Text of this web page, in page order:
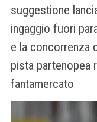
suggestione
ingaggio fuori
e la concorrenza
pista partenopea
fantamercato